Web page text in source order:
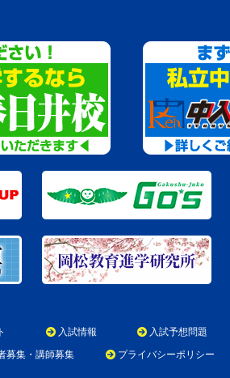
入試情報 入試予想問題
募集・講師募集 プライバシーポリシー